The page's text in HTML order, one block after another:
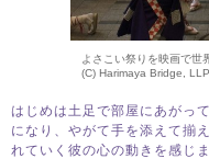
よさこい祭りを映画で世
(C) Harimaya Bridge, LLP
はじめは土足で部屋にあがっ
になり、やがて手を添えて揃
れていく彼の心の動きを感じ